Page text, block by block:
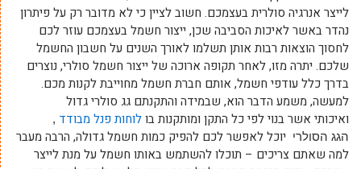
לייצר אנרגיה סולרית בעצמכם. חשוב לציין כי לא מדובר רק על פיתרון
נהדר באשר לאיכות הסביבה שכן, ייצור חשמל בעצמכם עוזר לכם
לחסוך הוצאות רבות אותן תשלמו לאורך השנים על חשבון החשמל
שלכם. יתרה מזו, לאחר תקופה ארוכה של ייצור חשמל סולרי, נוצרים
בדרך כלל עודפי חשמל, אותם חברת חשמל מחוייבת לקנות מכם.
למעשה, משמע הדבר הוא, שבמידה והתקנתם גג סולרי גדול
ואיכותי אשר בנוי לפי כל התקן ומותקנות בולוחות פנל מבודד ,
הגג הסולרי יוכל לאפשר לכם להפיק כמות חשמל גדולה, הרבה מעבר
למה שאתם צריכים – תוכלו להשתמש באותו חשמל על מנת לייצר